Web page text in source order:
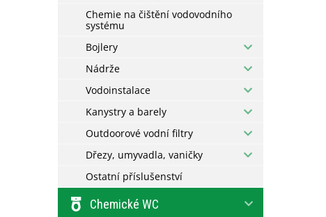
Chemie na čištění vodovodního
systému
Bojlery
Nádrže
Vodoinstalace
Kanystry a barely
Outdoorové vodní filtry
Dřezy, umyvadla, vaničky
Ostatní příslušenství
Chemické WC